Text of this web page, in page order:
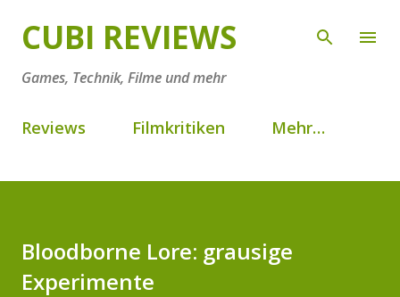
Direkt zum Hauptbereich
CUBI REVIEWS
Games, Technik, Filme und mehr
Reviews Filmkritiken Mehr…
Bloodborne Lore: grausige
Experimente